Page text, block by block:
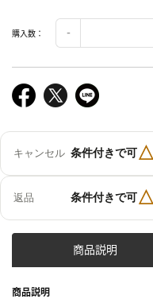
購入数：
キャンセル 条件付きで可△
返品 条件付きで可△
商品説明
商品説明